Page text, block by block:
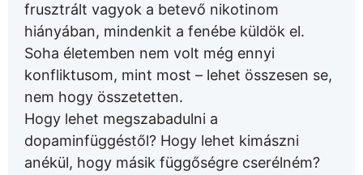
frusztrált vagyok a betevő nikotinom
hiányában, mindenkit a fenébe küldök el.
Soha életemben nem volt még ennyi
konfliktusom, mint most – lehet összesen se,
nem hogy összetetten.
Hogy lehet megszabadulni a
dopaminfüggéstől? Hogy lehet kimászni
anékül, hogy másik függőségre cserélném?